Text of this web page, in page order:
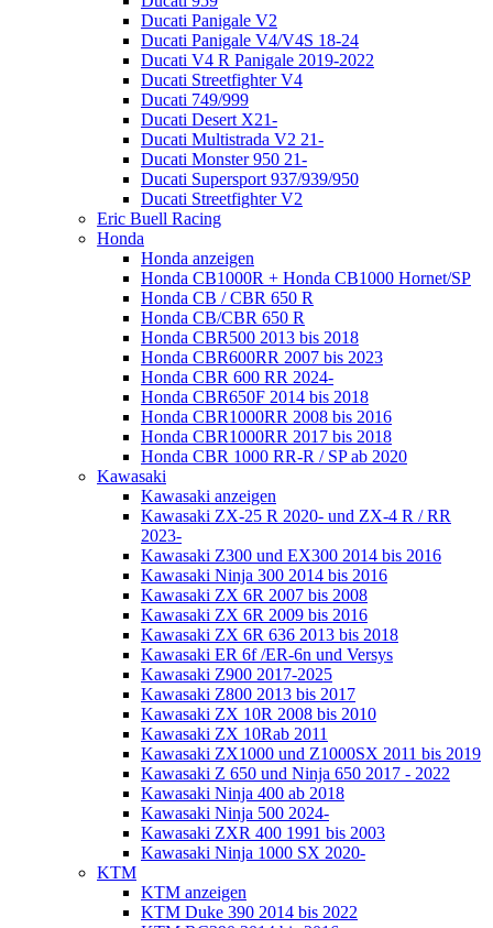
Ducati Panigale V2
Ducati Panigale V4/V4S 18-24
Ducati V4 R Panigale 2019-2022
Ducati Streetfighter V4
Ducati 749/999
Ducati Desert X21-
Ducati Multistrada V2 21-
Ducati Monster 950 21-
Ducati Supersport 937/939/950
Ducati Streetfighter V2
Eric Buell Racing
Honda
Honda anzeigen
Honda CB1000R + Honda CB1000 Hornet/SP
Honda CB / CBR 650 R
Honda CB/CBR 650 R
Honda CBR500 2013 bis 2018
Honda CBR600RR 2007 bis 2023
Honda CBR 600 RR 2024-
Honda CBR650F 2014 bis 2018
Honda CBR1000RR 2008 bis 2016
Honda CBR1000RR 2017 bis 2018
Honda CBR 1000 RR-R / SP ab 2020
Kawasaki
Kawasaki anzeigen
Kawasaki ZX-25 R 2020- und ZX-4 R / RR
2023-
Kawasaki Z300 und EX300 2014 bis 2016
Kawasaki Ninja 300 2014 bis 2016
Kawasaki ZX 6R 2007 bis 2008
Kawasaki ZX 6R 2009 bis 2016
Kawasaki ZX 6R 636 2013 bis 2018
Kawasaki ER 6f /ER-6n und Versys
Kawasaki Z900 2017-2025
Kawasaki Z800 2013 bis 2017
Kawasaki ZX 10R 2008 bis 2010
Kawasaki ZX 10Rab 2011
Kawasaki ZX1000 und Z1000SX 2011 bis 2019
Kawasaki Z 650 und Ninja 650 2017 - 2022
Kawasaki Ninja 400 ab 2018
Kawasaki Ninja 500 2024-
Kawasaki ZXR 400 1991 bis 2003
Kawasaki Ninja 1000 SX 2020-
KTM
KTM anzeigen
KTM Duke 390 2014 bis 2022